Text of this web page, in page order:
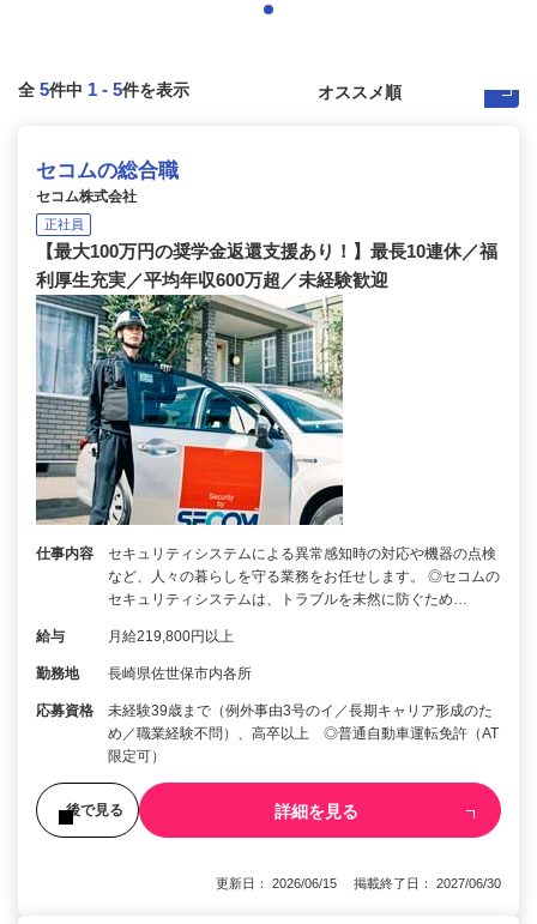
全 5件中 1 - 5件を表示
セコムの総合職
セコム株式会社
正社員
【最大100万円の奨学金返還支援あり！】最長10連休／福
利厚生充実／平均年収600万超／未経験歓迎
仕事内容
セキュリティシステムによる異常感知時の対応や機器の点検
など、人々の暮らしを守る業務をお任せします。 ◎セコムの
セキュリティシステムは、トラブルを未然に防ぐため…
給与 月給219,800円以上
勤務地 長崎県佐世保市内各所
応募資格
未経験39歳まで（例外事由3号のイ／長期キャリア形成のた
め／職業経験不問）、高卒以上 ◎普通自動車運転免許（AT
限定可）
後で見る 詳細を見る
更新日： 2026/06/15 掲載終了日： 2027/06/30